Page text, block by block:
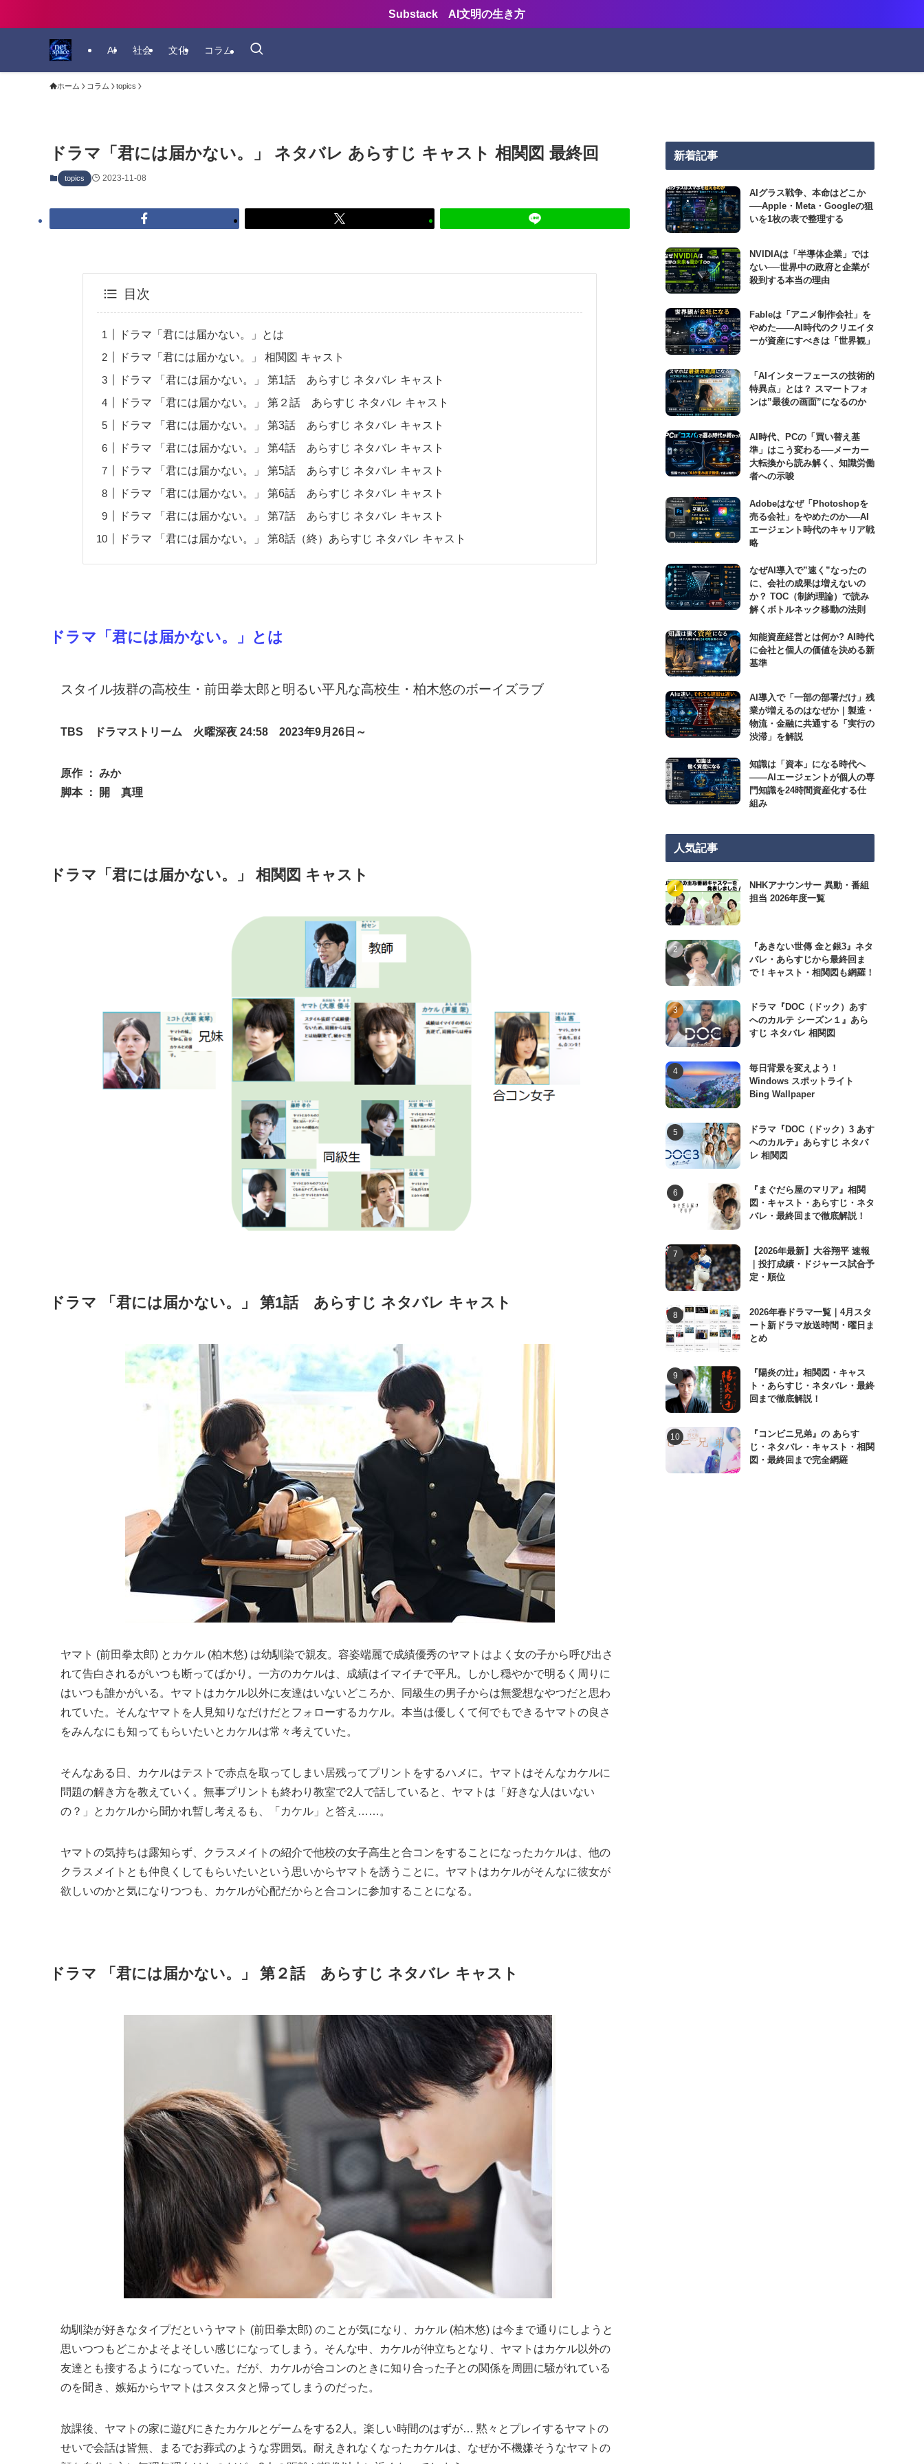
Substack AI文明の生き方
AI 社会 文化 コラム
ホーム コラム topics
ドラマ「君には届かない。」 ネタバレ あらすじ キャスト 相関図 最終回
topics 2023-11-08
目次
ドラマ「君には届かない。」とは
ドラマ「君には届かない。」 相関図 キャスト
ドラマ 「君には届かない。」 第1話 あらすじ ネタバレ キャスト
ドラマ 「君には届かない。」 第２話 あらすじ ネタバレ キャスト
ドラマ 「君には届かない。」 第3話 あらすじ ネタバレ キャスト
ドラマ 「君には届かない。」 第4話 あらすじ ネタバレ キャスト
ドラマ 「君には届かない。」 第5話 あらすじ ネタバレ キャスト
ドラマ 「君には届かない。」 第6話 あらすじ ネタバレ キャスト
ドラマ 「君には届かない。」 第7話 あらすじ ネタバレ キャスト
ドラマ 「君には届かない。」 第8話（終）あらすじ ネタバレ キャスト
ドラマ「君には届かない。 」 とは
スタイル抜群の高校生・前田拳太郎と明るい平凡な高校生・柏木悠のボーイズラブ
TBS ドラマストリーム 火曜深夜 24:58 2023年9月26日～
原作 ： みか
脚本 ： 開 真理
ドラマ「君には届かない。」 相関図 キャスト
ドラマ 「君には届かない。」 第1話 あらすじ ネタバレ キャスト
ヤマト (前田拳太郎) とカケル (柏木悠) は幼馴染で親友。容姿端麗で成績優秀のヤマトはよく女の子から呼び出さ
れて告白されるがいつも断ってばかり。一方のカケルは、成績はイマイチで平凡。しかし穏やかで明るく周りに
はいつも誰かがいる。ヤマトはカケル以外に友達はいないどころか、同級生の男子からは無愛想なやつだと思わ
れていた。そんなヤマトを人見知りなだけだとフォローするカケル。本当は優しくて何でもできるヤマトの良さ
をみんなにも知ってもらいたいとカケルは常々考えていた。
そんなある日、カケルはテストで赤点を取ってしまい居残ってプリントをするハメに。ヤマトはそんなカケルに
問題の解き方を教えていく。無事プリントも終わり教室で2人で話していると、ヤマトは「好きな人はいない
の？」とカケルから聞かれ暫し考えるも、「カケル」と答え……。
ヤマトの気持ちは露知らず、クラスメイトの紹介で他校の女子高生と合コンをすることになったカケルは、他の
クラスメイトとも仲良くしてもらいたいという思いからヤマトを誘うことに。ヤマトはカケルがそんなに彼女が
欲しいのかと気になりつつも、カケルが心配だからと合コンに参加することになる。
ドラマ 「君には届かない。」 第２話 あらすじ ネタバレ キャスト
幼馴染が好きなタイプだというヤマト (前田拳太郎) のことが気になり、カケル (柏木悠) は今まで通りにしようと
思いつつもどこかよそよそしい感じになってしまう。そんな中、カケルが仲立ちとなり、ヤマトはカケル以外の
友達とも接するようになっていた。だが、カケルが合コンのときに知り合った子との関係を周囲に騒がれている
のを聞き、嫉妬からヤマトはスタスタと帰ってしまうのだった。
放課後、ヤマトの家に遊びにきたカケルとゲームをする2人。楽しい時間のはずが… 黙々とプレイするヤマトの
せいで会話は皆無、まるでお葬式のような雰囲気。耐えきれなくなったカケルは、なぜか不機嫌そうなヤマトの
新着記事
AIグラス戦争、本命はどこか
──Apple・Meta・Googleの狙
いを1枚の表で整理する
NVIDIAは「半導体企業」では
ない──世界中の政府と企業が
殺到する本当の理由
Fableは「アニメ制作会社」を
やめた――AI時代のクリエイタ
ーが資産にすべきは「世界観」
「AIインターフェースの技術的
特異点」とは？ スマートフォ
ンは”最後の画面”になるのか
AI時代、PCの「買い替え基
準」はこう変わる──メーカー
大転換から読み解く、知識労働
者への示唆
Adobeはなぜ「Photoshopを
売る会社」をやめたのか──AI
エージェント時代のキャリア戦
略
なぜAI導入で”速く”なったの
に、会社の成果は増えないの
か？ TOC（制約理論）で読み
解くボトルネック移動の法則
知能資産経営とは何か? AI時代
に会社と個人の価値を決める新
基準
AI導入で「一部の部署だけ」残
業が増えるのはなぜか｜製造・
物流・金融に共通する「実行の
渋滞」を解説
知識は「資本」になる時代へ
——AIエージェントが個人の専
門知識を24時間資産化する仕
組み
人気記事
NHKアナウンサー 異動・番組
担当 2026年度一覧
『あきない世傳 金と銀3』ネタ
バレ・あらすじから最終回ま
で！キャスト・相関図も網羅！
ドラマ『DOC（ドック）あす
へのカルテ シーズン１』あら
すじ ネタバレ 相関図
毎日背景を変えよう！
Windows スポットライト
Bing Wallpaper
ドラマ『DOC（ドック）3 あす
へのカルテ』あらすじ ネタバ
レ 相関図
『まぐだら屋のマリア』相関
図・キャスト・あらすじ・ネタ
バレ・最終回まで徹底解説！
【2026年最新】大谷翔平 速報
｜投打成績・ドジャース試合予
定・順位
2026年春ドラマ一覧｜4月スタ
ート新ドラマ放送時間・曜日ま
とめ
『陽炎の辻』相関図・キャス
ト・あらすじ・ネタバレ・最終
回まで徹底解説！
『コンビニ兄弟』の あらす
じ・ネタバレ・キャスト・相関
図・最終回まで完全網羅